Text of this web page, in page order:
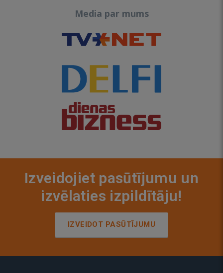
Media par mums
Izveidojiet pasūtījumu un
izvēlaties izpildītāju!
IZVEIDOT PASŪTĪJUMU